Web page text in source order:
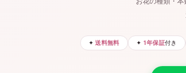
✦送料無料 ✦ 1年保証付き